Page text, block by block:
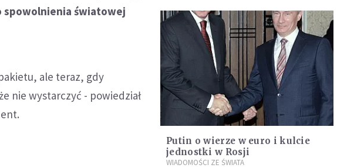
spowolnienia światowej
ale teraz, gdy
nie wystarczyć - powiedział
Putin o wierze w euro i kulcie
jednostki w Rosji
WIADOMOŚCI ZE ŚWIATA